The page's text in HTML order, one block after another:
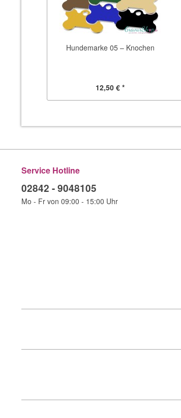
Hundemarke 05 – Knochen
12,50 € *
Service Hotline
02842 - 9048105
Mo - Fr von 09:00 - 15:00 Uhr